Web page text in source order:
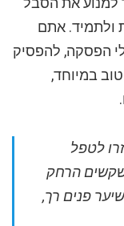
ולתמיד. אתם
הפסקה, להפסיק
במיוחד,
לטפל
הרחק
פנים רך,